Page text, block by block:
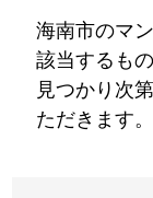
海南市のマ
該当するも
見つかり次
ただきます。